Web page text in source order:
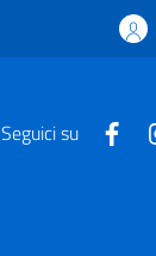
Seguici su